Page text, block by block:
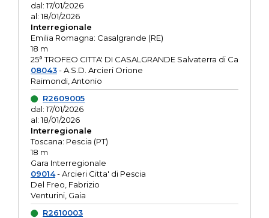
dal: 17/01/2026
al: 18/01/2026
Interregionale
Emilia Romagna: Casalgrande (RE)
18 m
25° TROFEO CITTA' DI CASALGRANDE Salvaterra di Ca
08043- A.S.D. Arcieri Orione
Raimondi, Antonio
R2609005
dal: 17/01/2026
al: 18/01/2026
Interregionale
Toscana: Pescia (PT)
18 m
Gara Interregionale
09014- Arcieri Citta' di Pescia
Del Freo, Fabrizio
Venturini, Gaia
R2610003